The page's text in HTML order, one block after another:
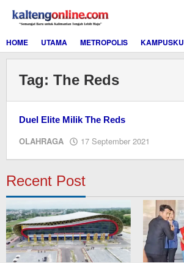
konten
HOME
UTAMA METROPOLIS KAMPUSKU
Tag: The Reds
Duel Elite Milik The Reds
OLAHRAGA 17 September 2021
Recent Post